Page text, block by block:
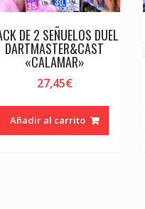
DE 2 SEÑUELOS DUEL
DARTMASTER&CAST
«CALAMAR»
27,45€
Añadir al carrito